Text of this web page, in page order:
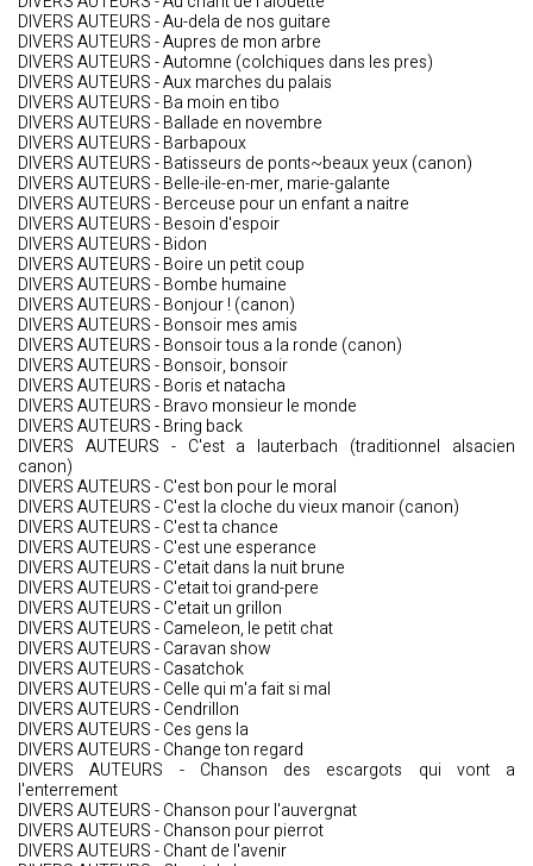
DIVERS AUTEURS - Au-dela de nos guitare
DIVERS AUTEURS - Aupres de mon arbre
DIVERS AUTEURS - Automne (colchiques dans les pres)
DIVERS AUTEURS - Aux marches du palais
DIVERS AUTEURS - Ba moin en tibo
DIVERS AUTEURS - Ballade en novembre
DIVERS AUTEURS - Barbapoux
DIVERS AUTEURS - Batisseurs de ponts~beaux yeux (canon)
DIVERS AUTEURS - Belle-ile-en-mer, marie-galante
DIVERS AUTEURS - Berceuse pour un enfant a naitre
DIVERS AUTEURS - Besoin d'espoir
DIVERS AUTEURS - Bidon
DIVERS AUTEURS - Boire un petit coup
DIVERS AUTEURS - Bombe humaine
DIVERS AUTEURS - Bonjour ! (canon)
DIVERS AUTEURS - Bonsoir mes amis
DIVERS AUTEURS - Bonsoir tous a la ronde (canon)
DIVERS AUTEURS - Bonsoir, bonsoir
DIVERS AUTEURS - Boris et natacha
DIVERS AUTEURS - Bravo monsieur le monde
DIVERS AUTEURS - Bring back
DIVERS AUTEURS - C'est a lauterbach (traditionnel alsacien
canon)
DIVERS AUTEURS - C'est bon pour le moral
DIVERS AUTEURS - C'est la cloche du vieux manoir (canon)
DIVERS AUTEURS - C'est ta chance
DIVERS AUTEURS - C'est une esperance
DIVERS AUTEURS - C'etait dans la nuit brune
DIVERS AUTEURS - C'etait toi grand-pere
DIVERS AUTEURS - C'etait un grillon
DIVERS AUTEURS - Cameleon, le petit chat
DIVERS AUTEURS - Caravan show
DIVERS AUTEURS - Casatchok
DIVERS AUTEURS - Celle qui m'a fait si mal
DIVERS AUTEURS - Cendrillon
DIVERS AUTEURS - Ces gens la
DIVERS AUTEURS - Change ton regard
DIVERS AUTEURS - Chanson des escargots qui vont a
l'enterrement
DIVERS AUTEURS - Chanson pour l'auvergnat
DIVERS AUTEURS - Chanson pour pierrot
DIVERS AUTEURS - Chant de l'avenir